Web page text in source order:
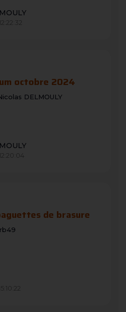
octobre 2024
DELMOULY
de brasure